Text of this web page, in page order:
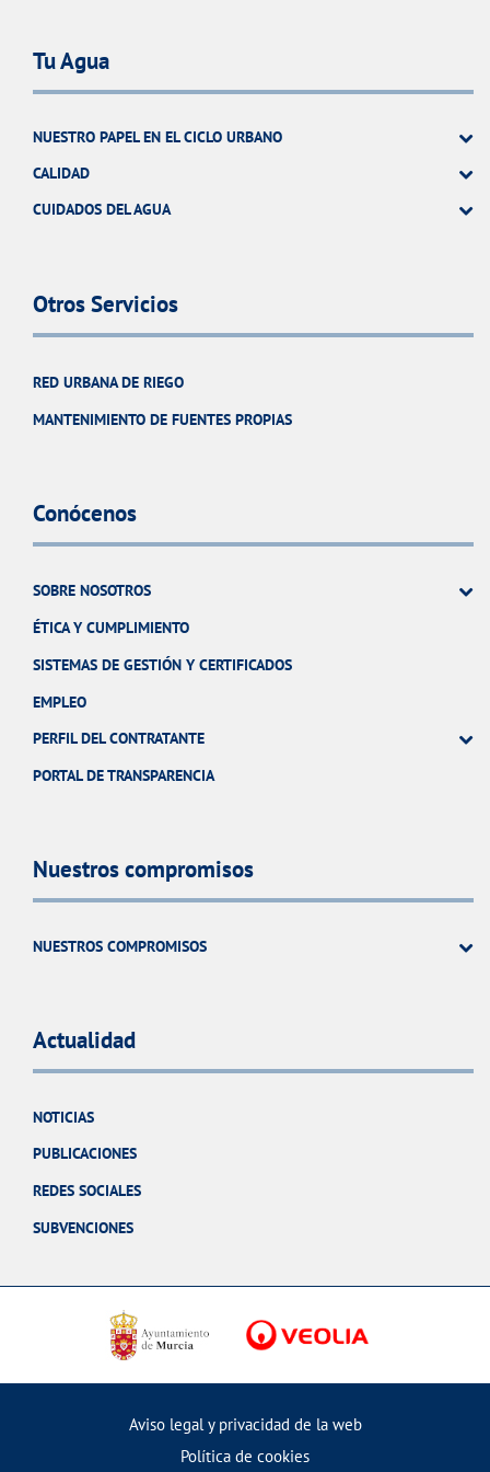
Tu Agua
NUESTRO PAPEL EN EL CICLO URBANO
CALIDAD
CUIDADOS DEL AGUA
Otros Servicios
RED URBANA DE RIEGO
MANTENIMIENTO DE FUENTES PROPIAS
Conócenos
SOBRE NOSOTROS
ÉTICA Y CUMPLIMIENTO
SISTEMAS DE GESTIÓN Y CERTIFICADOS
EMPLEO
PERFIL DEL CONTRATANTE
PORTAL DE TRANSPARENCIA
Nuestros compromisos
NUESTROS COMPROMISOS
Actualidad
NOTICIAS
PUBLICACIONES
REDES SOCIALES
SUBVENCIONES
Aviso legal y privacidad de la web
Política de cookies